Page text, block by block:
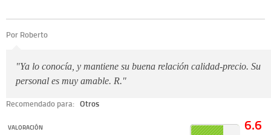
Por Roberto
"Ya lo conocía, y mantiene su buena relación calidad-precio. Su
personal es muy amable. R."
Recomendado para: Otros
VALORACIÓN 6.6